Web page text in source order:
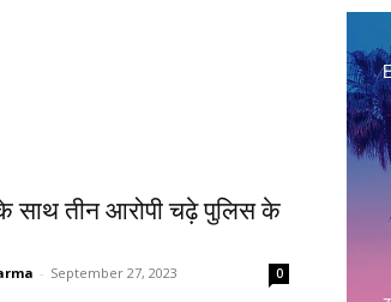
साथ तीन आरोपी चढ़े पुलिस के
- September 27, 2023 0